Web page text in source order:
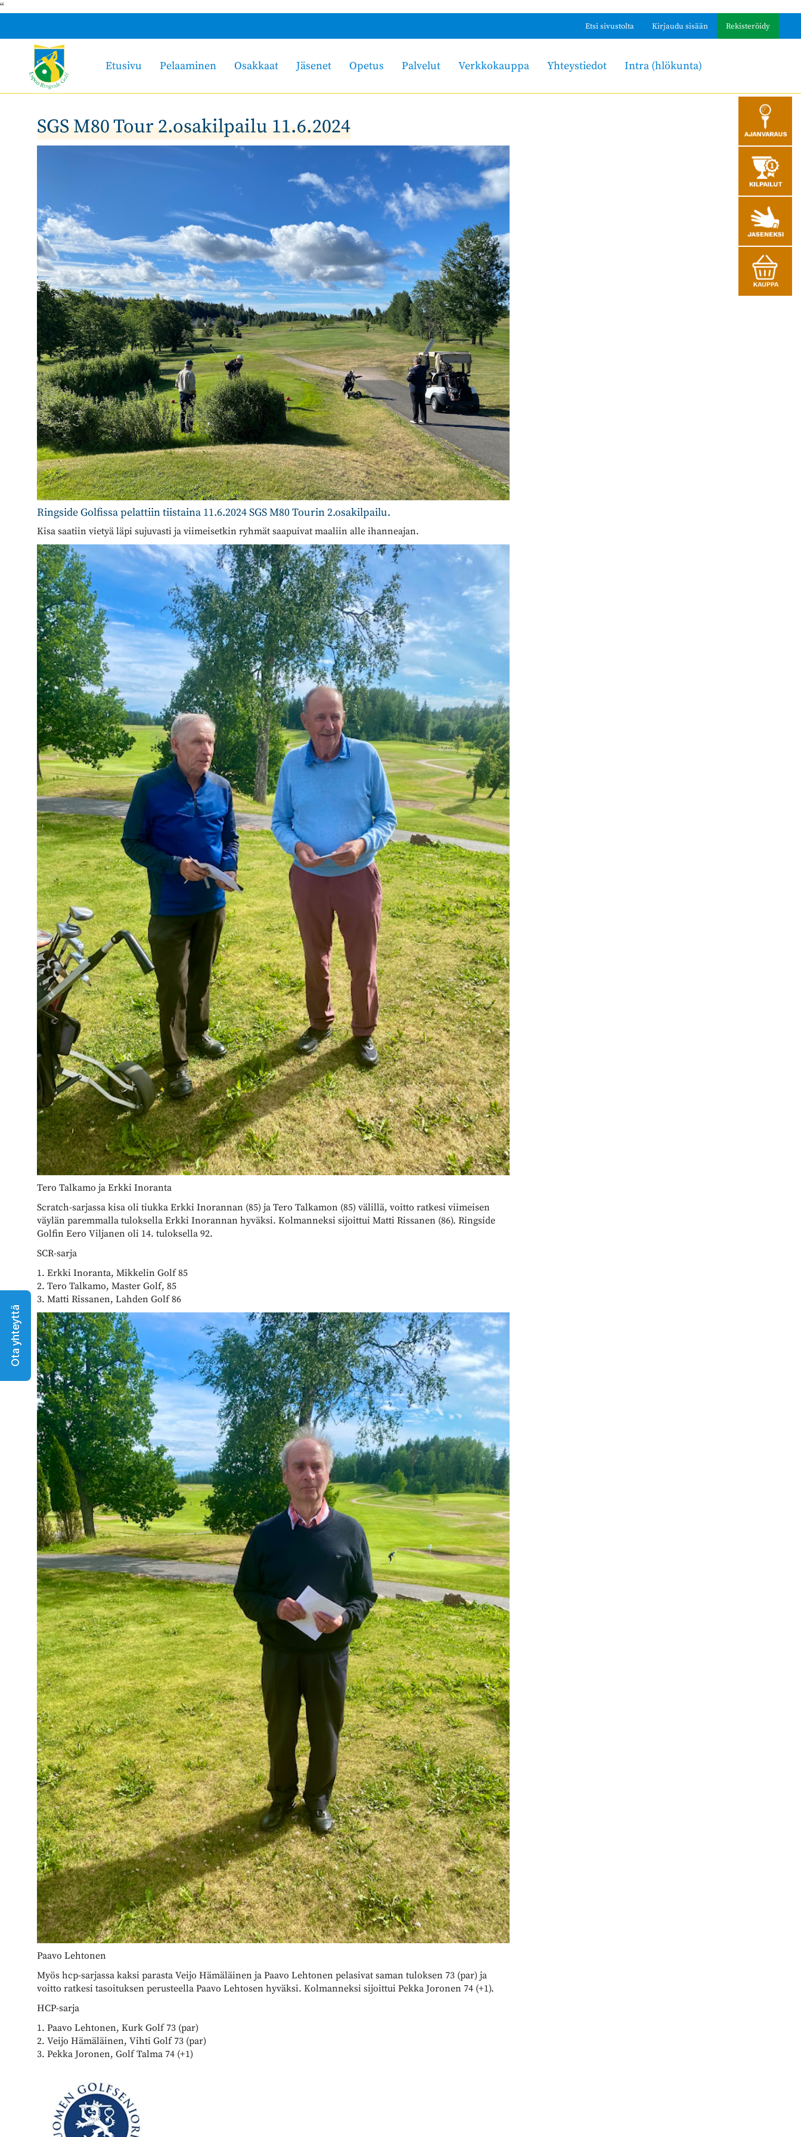
Ota yhteyttä
“
Etsi sivustolta Kirjaudu sisään Rekisteröidy
Etusivu Pelaaminen Osakkaat Jäsenet Opetus Palvelut Verkkokauppa Yhteystiedot Intra (hlökunta)
SGS M80 Tour 2.osakilpailu 11.6.2024
Ringside Golfissa pelattiin tiistaina 11.6.2024 SGS M80 Tourin 2.osakilpailu.
Kisa saatiin vietyä läpi sujuvasti ja viimeisetkin ryhmät saapuivat maaliin alle ihanneajan.
Tero Talkamo ja Erkki Inoranta
Scratch-sarjassa kisa oli tiukka Erkki Inorannan (85) ja Tero Talkamon (85) välillä, voitto ratkesi viimeisen
väylän paremmalla tuloksella Erkki Inorannan hyväksi. Kolmanneksi sijoittui Matti Rissanen (86). Ringside
Golfin Eero Viljanen oli 14. tuloksella 92.
SCR-sarja
1. Erkki Inoranta, Mikkelin Golf 85
2. Tero Talkamo, Master Golf, 85
3. Matti Rissanen, Lahden Golf 86
Paavo Lehtonen
Myös hcp-sarjassa kaksi parasta Veijo Hämäläinen ja Paavo Lehtonen pelasivat saman tuloksen 73 (par) ja
voitto ratkesi tasoituksen perusteella Paavo Lehtosen hyväksi. Kolmanneksi sijoittui Pekka Joronen 74 (+1).
HCP-sarja
1. Paavo Lehtonen, Kurk Golf 73 (par)
2. Veijo Hämäläinen, Vihti Golf 73 (par)
3. Pekka Joronen, Golf Talma 74 (+1)